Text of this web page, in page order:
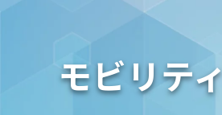
モビリテ